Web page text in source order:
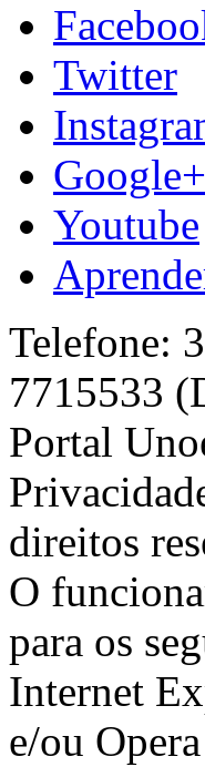
Twitter
Google+
Youtube
Telefone:
7715533
Portal
direitos
O
para os
Internet
e/ou